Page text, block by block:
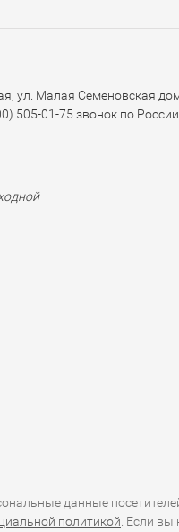
ул. Малая Семеновская
505-01-75 звонок по России
данные
политикой . Если вы